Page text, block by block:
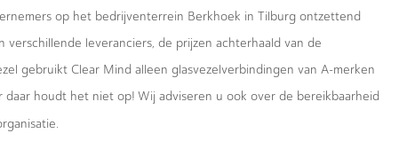
op het bedrijventerrein Berkhoek in Tilburg ontzettend
verschillende leveranciers, de prijzen achterhaald van de
gebruikt Clear Mind alleen glasvezelverbindingen van A-merken
daar houdt het niet op! Wij adviseren u ook over de bereikbaarheid